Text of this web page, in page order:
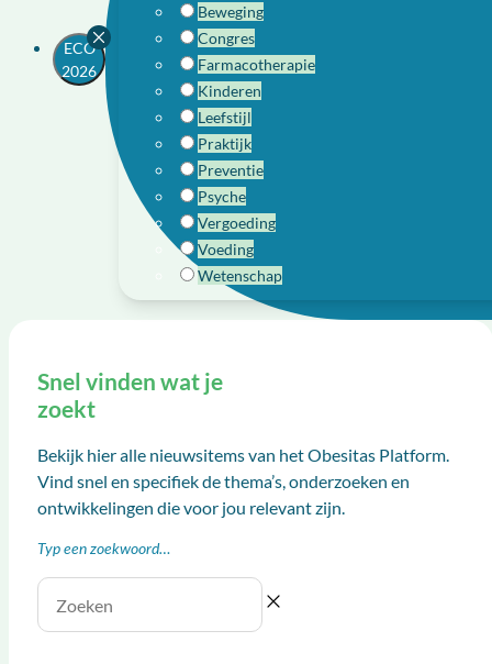
ECO
2026
Beweging
Congres
Farmacotherapie
Kinderen
Leefstijl
Praktijk
Preventie
Psyche
Vergoeding
Voeding
Wetenschap
Snel vinden wat je
zoekt
Bekijk hier alle nieuwsitems van het Obesitas Platform.
Vind snel en specifiek de thema’s, onderzoeken en
ontwikkelingen die voor jou relevant zijn.
Typ een zoekwoord…